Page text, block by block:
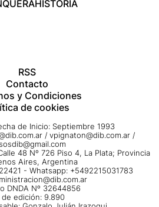
HISTORIA
RSS
Contacto
y Condiciones
de cookies
de Inicio: Septiembre 1993
/ vpignaton@dib.com.ar /
48 Nº 726 Piso 4, La Plata; Provincia
Aires, Argentina
- Whatsapp: +5492215031783
DNDA Nº 32644856
de edición: 9.890